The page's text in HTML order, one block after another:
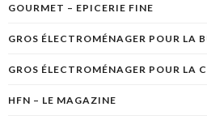
GOURMET – EPICERIE FINE
GROS ÉLECTROMÉNAGER POUR LA
GROS ÉLECTROMÉNAGER POUR LA
HFN – LE MAGAZINE